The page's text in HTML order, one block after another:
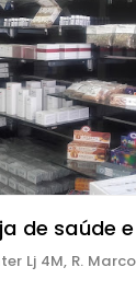
de saúde
Lj 4M, R.